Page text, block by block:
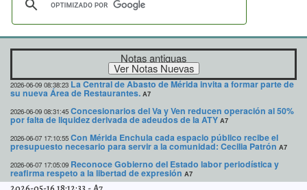
Notas antiguas
2026-06-09 08:38:23 La Central de Abasto de Mérida invita a formar parte de
su nueva Área de Restaurantes. A7
2026-06-09 08:31:45 Concesionarios del Va y Ven reducen operación al 50%
por falta de liquidez derivada de adeudos de la ATY A7
2026-06-07 17:10:55 Con Mérida Enchula cada espacio público recibe el
presupuesto necesario para servir a la comunidad: Cecilia Patrón A7
2026-06-07 17:05:09 Reconoce Gobierno del Estado labor periodística y
reafirma respeto a la libertad de expresión A7